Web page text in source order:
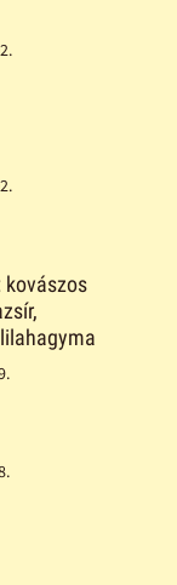
kovászos